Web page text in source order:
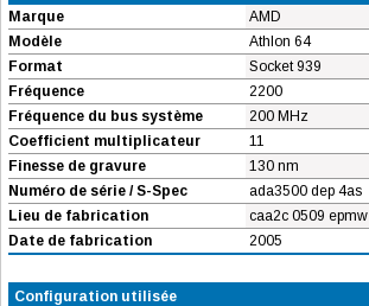
Marque
AMD
Modèle
Athlon 64
Format
Socket 939
Fréquence
2200
Fréquence du bus système
200 MHz
Coefficient multiplicateur
11
Finesse de gravure
130 nm
Numéro de série / S-Spec
ada3500 dep 4as
Lieu de fabrication
caa2c 0509 epmw
Date de fabrication
2005
Configuration utilisée